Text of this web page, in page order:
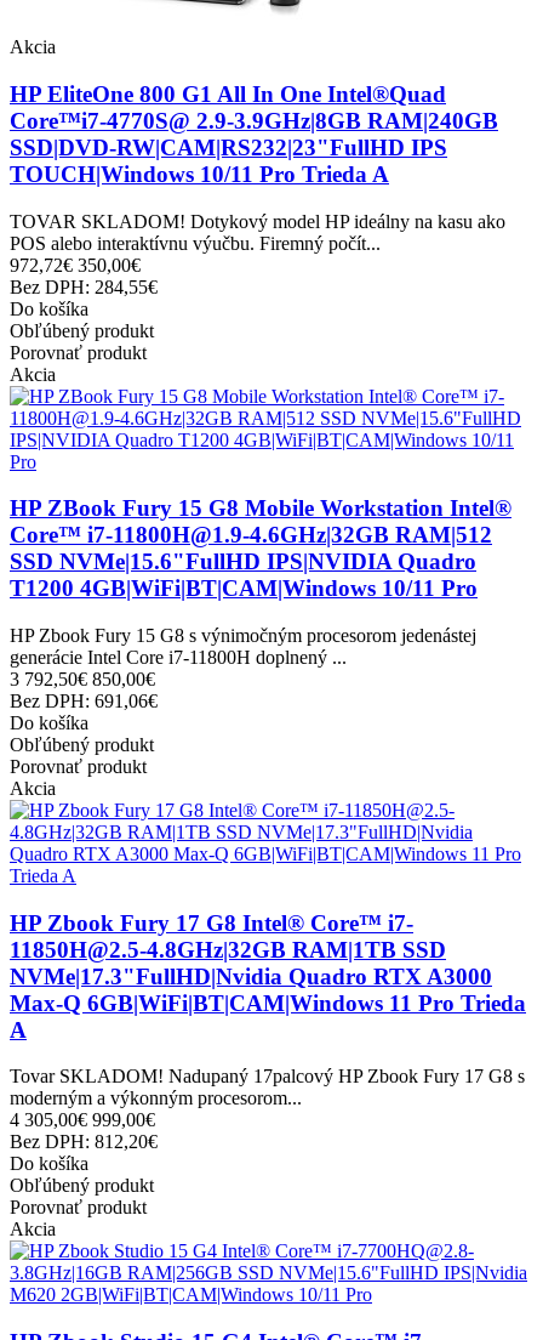
Akcia
HP EliteOne 800 G1 All In One Intel®Quad
Core™i7-4770S@ 2.9-3.9GHz|8GB RAM|240GB
SSD|DVD-RW|CAM|RS232|23"FullHD IPS
TOUCH|Windows 10/11 Pro Trieda A
TOVAR SKLADOM! Dotykový model HP ideálny na kasu ako
POS alebo interaktívnu výučbu. Firemný počít...
972,72€ 350,00€
Bez DPH: 284,55€
Do košíka
Obľúbený produkt
Porovnať produkt
Akcia
HP ZBook Fury 15 G8 Mobile Workstation Intel®
Core™ i7-11800H@1.9-4.6GHz|32GB RAM|512
SSD NVMe|15.6"FullHD IPS|NVIDIA Quadro
T1200 4GB|WiFi|BT|CAM|Windows 10/11 Pro
HP Zbook Fury 15 G8 s výnimočným procesorom jedenástej
generácie Intel Core i7-11800H doplnený ...
3 792,50€ 850,00€
Bez DPH: 691,06€
Do košíka
Obľúbený produkt
Porovnať produkt
Akcia
HP Zbook Fury 17 G8 Intel® Core™ i7-
11850H@2.5-4.8GHz|32GB RAM|1TB SSD
NVMe|17.3"FullHD|Nvidia Quadro RTX A3000
Max-Q 6GB|WiFi|BT|CAM|Windows 11 Pro Trieda
A
Tovar SKLADOM! Nadupaný 17palcový HP Zbook Fury 17 G8 s
moderným a výkonným procesorom...
4 305,00€ 999,00€
Bez DPH: 812,20€
Do košíka
Obľúbený produkt
Porovnať produkt
Akcia